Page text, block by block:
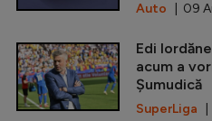
Auto | 09
Edi
acum a
Șumudică
SuperLiga |